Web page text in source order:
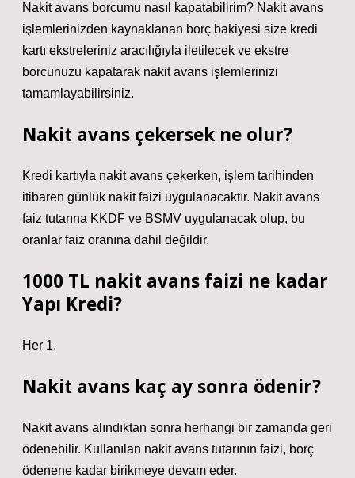
Nakit avans borcumu nasıl kapatabilirim? Nakit avans
işlemlerinizden kaynaklanan borç bakiyesi size kredi
kartı ekstreleriniz aracılığıyla iletilecek ve ekstre
borcunuzu kapatarak nakit avans işlemlerinizi
tamamlayabilirsiniz.
Nakit avans çekersek ne olur?
Kredi kartıyla nakit avans çekerken, işlem tarihinden
itibaren günlük nakit faizi uygulanacaktır. Nakit avans
faiz tutarına KKDF ve BSMV uygulanacak olup, bu
oranlar faiz oranına dahil değildir.
1000 TL nakit avans faizi ne kadar
Yapı Kredi?
Her 1.
Nakit avans kaç ay sonra ödenir?
Nakit avans alındıktan sonra herhangi bir zamanda geri
ödenebilir. Kullanılan nakit avans tutarının faizi, borç
ödenene kadar birikmeye devam eder.